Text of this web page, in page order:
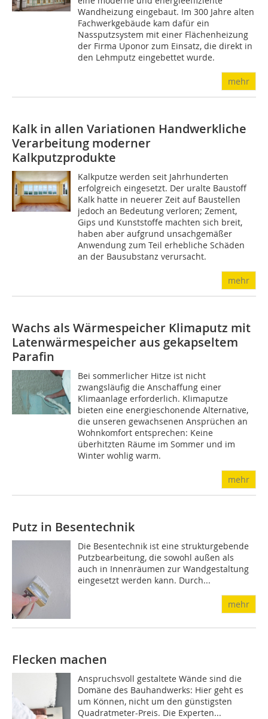
Wandheizung eingebaut. Im 300 Jahre alten
Fachwerkgebäude kam dafür ein
Nassputzsystem mit einer Flächenheizung
der Firma Uponor zum Einsatz, die direkt in
den Lehmputz eingebettet wurde.
mehr
Kalk in allen Variationen Handwerkliche
Verarbeitung moderner
Kalkputzprodukte
Kalkputze werden seit Jahrhunderten
erfolgreich eingesetzt. Der uralte Baustoff
Kalk hatte in neuerer Zeit auf Baustellen
jedoch an Bedeutung verloren; Zement,
Gips und Kunststoffe machten sich breit,
haben aber aufgrund unsachgemäßer
Anwendung zum Teil erhebliche Schäden
an der Bausubstanz verursacht.
mehr
Wachs als Wärmespeicher Klimaputz mit
Latenwärmespeicher aus gekapseltem
Parafin
Bei sommerlicher Hitze ist nicht
zwangsläufig die Anschaffung einer
Klimaanlage erforderlich. Klimaputze
bieten eine energieschonende Alternative,
die unseren gewachsenen Ansprüchen an
Wohnkomfort entsprechen: Keine
überhitzten Räume im Sommer und im
Winter wohlig warm.
mehr
Putz in Besentechnik
Die Besentechnik ist eine strukturgebende
Putzbearbeitung, die sowohl außen als
auch in Innenräumen zur Wandgestaltung
eingesetzt werden kann. Durch...
mehr
Flecken machen
Anspruchsvoll gestaltete Wände sind die
Domäne des Bauhandwerks: Hier geht es
um Können, nicht um den günstigsten
Quadratmeter-Preis. Die Experten...